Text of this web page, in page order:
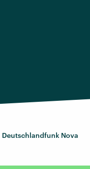
Deutschlandfunk Nova